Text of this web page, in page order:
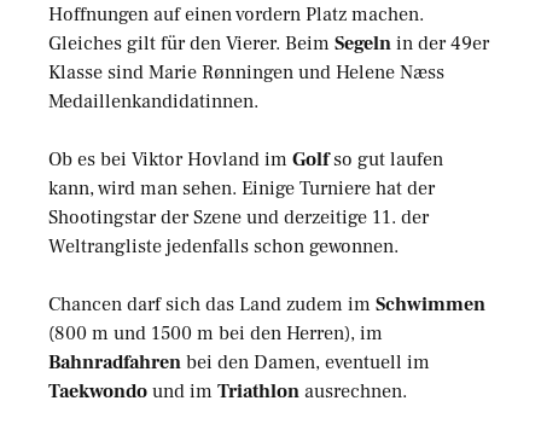
Hoffnungen auf einen vordern Platz machen.
Gleiches gilt für den Vierer. Beim Segeln in der 49er
Klasse sind Marie Rønningen und Helene Næss
Medaillenkandidatinnen.
Ob es bei Viktor Hovland im Golfso gut laufen
kann, wird man sehen. Einige Turniere hat der
Shootingstar der Szene und derzeitige 11. der
Weltrangliste jedenfalls schon gewonnen.
Chancen darf sich das Land zudem im Schwimmen
(800 m und 1500 m bei den Herren), im
Bahnradfahren bei den Damen, eventuell im
Taekwondo und im Triathlon ausrechnen.